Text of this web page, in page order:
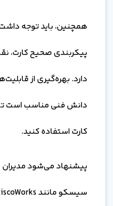
پیکربندی صحیح کارت،
دانش فنی مناسب است تا
کارت استفاده کنید.
پیشنهاد می‌شود مدیران